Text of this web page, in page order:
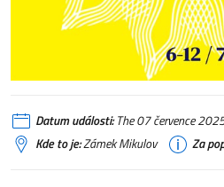
Datum události:The 07 července
Kde to je:Zámek Mikulov Za